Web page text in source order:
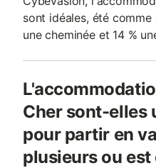
sont idéales, été
une cheminée et 14 %
Cher sont-elles
pour partir en
plusieurs ou